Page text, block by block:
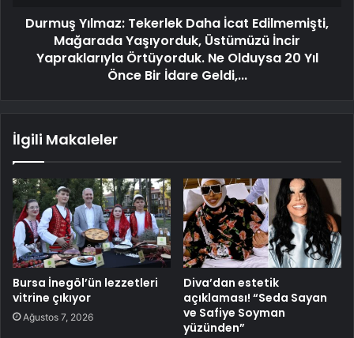
Durmuş Yılmaz: Tekerlek Daha İcat Edilmemişti,
Mağarada Yaşıyorduk, Üstümüzü İncir
Yapraklarıyla Örtüyorduk. Ne Olduysa 20 Yıl
Önce Bir İdare Geldi,...
İlgili Makaleler
Bursa İnegöl’ün lezzetleri
vitrine çıkıyor
Ağustos 7, 2026
Diva’dan estetik
açıklaması! “Seda Sayan
ve Safiye Soyman
yüzünden”